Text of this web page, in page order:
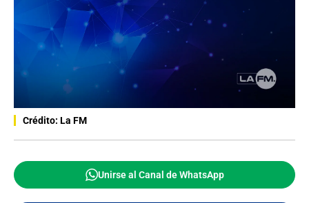
Crédito: La FM
Unirse al Canal de WhatsApp